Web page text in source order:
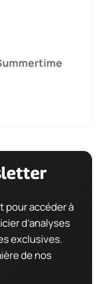
pour accéder à
d’analyses
exclusives.
de nos